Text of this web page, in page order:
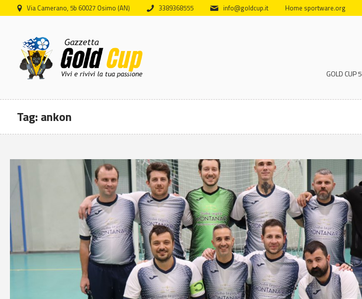
Via Camerano, 5b 60027 Osimo (AN) 3389368555 info@goldcup.it Home sportware.org
GOLD CUP 5
Tag:ankon